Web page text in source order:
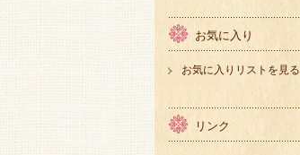
お気に入り
お気に入りリストを見る
リンク